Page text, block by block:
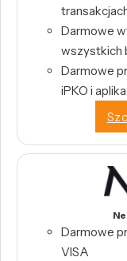
Darmowe
wszystkich
Darmowe
iPKO i
Darmowe
VISA